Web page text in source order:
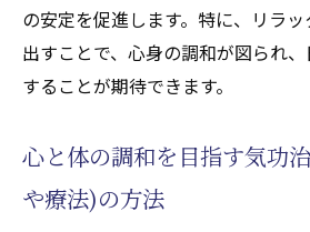
の安定を促進します。特に、リラ
出すことで、心身の調和が図られ
することが期待できます。
心と体の調和を目指す気功
や療法)の方法